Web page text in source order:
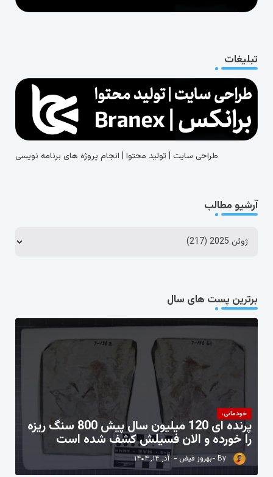
تبلیغات
طراحی سایت | تولید محتوا | انجام پروژه های برنامه نویسی
آرشیو مطالب
برترین پست های سال
خودمانی،
پرنده ای 120 میلیون سال پیش 800 سنگ ریزه
را خورده و الان فسیلش کشف شده است
بهروز فیض آذر ۱۴, ۱۴۰۴